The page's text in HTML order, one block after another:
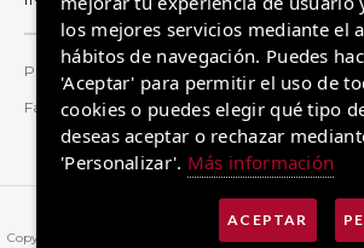
Preguntas y respuestas
Factura 2.0TD
Copyright © 2026 Registrado por Eléctrica de Cádiz. Aviso
los mejores servicios mediante el
hábitos de navegación. Puedes
'Aceptar' para permitir el uso de
cookies o puedes elegir qué tipo
deseas aceptar o rechazar
'Personalizar'. Más información
ACEPTAR